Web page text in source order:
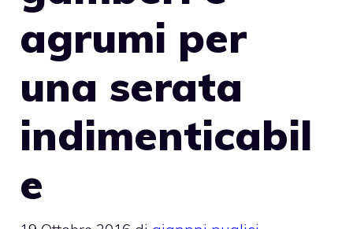
agrumi per
una serata
indimenticabil
e